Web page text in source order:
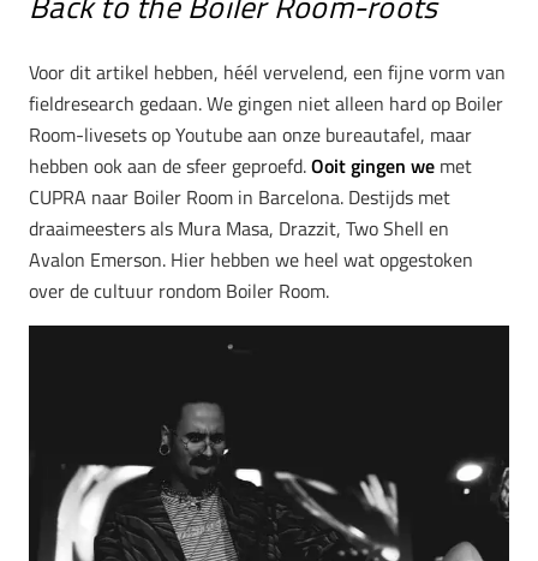
Voor dit artikel hebben, héél vervelend, een fijne vorm van
fieldresearch gedaan. We gingen niet alleen hard op Boiler
Room-livesets op Youtube aan onze bureautafel, maar
hebben ook aan de sfeer geproefd.Ooit gingen we met
CUPRA naar Boiler Room in Barcelona. Destijds met
draaimeesters als Mura Masa, Drazzit, Two Shell en
Avalon Emerson. Hier hebben we heel wat opgestoken
over de cultuur rondom Boiler Room.